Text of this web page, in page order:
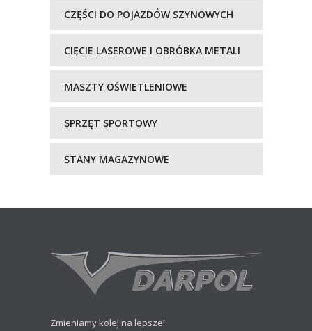
CZĘŚCI DO POJAZDÓW SZYNOWYCH
CIĘCIE LASEROWE I OBRÓBKA METALI
MASZTY OŚWIETLENIOWE
SPRZĘT SPORTOWY
STANY MAGAZYNOWE
Zmieniamy kolej na lepsze!